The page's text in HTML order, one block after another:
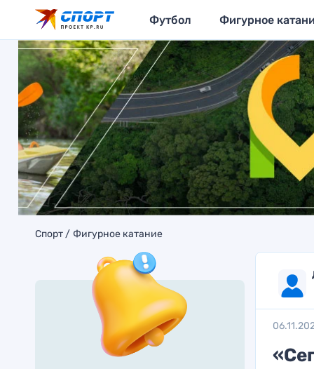
Футбол Фигурное
Спорт Фигурное катание